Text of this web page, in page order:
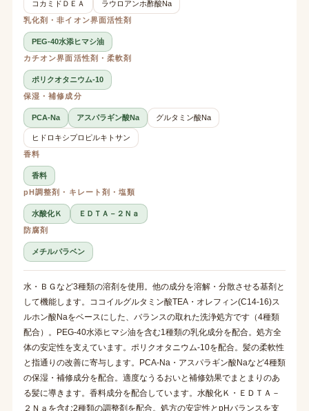
コカミドＤＥＡ
ラウロアンホ酢酸Na
乳化剤・非イオン界面活性剤
PEG-40水添ヒマシ油
カチオン界面活性剤・柔軟剤
ポリクオタニウム-10
保湿・補修成分
PCA-Na アスパラギン酸Na グルタミン酸Na
ヒドロキシプロピルキトサン
香料
香料
pH調整剤・キレート剤・塩類
水酸化Ｋ
ＥＤＴＡ－２Ｎａ
防腐剤
メチルパラベン
水・ＢＧなど3種類の溶剤を使用。他の成分を溶解・分散させる基剤と
して機能します。ココイルグルタミン酸TEA・オレフィン(C14-16)ス
ルホン酸Naをベースにした、バランスの取れた洗浄処方です（4種類
配合）。PEG-40水添ヒマシ油を含む1種類の乳化成分を配合。処方全
体の安定性を支えています。ポリクオタニウム-10を配合。髪の柔軟性
と指通りの改善に寄与します。PCA-Na・アスパラギン酸Naなど4種類
の保湿・補修成分を配合。適度なうるおいと補修効果でまとまりのあ
る髪に導きます。香料成分を配合しています。水酸化Ｋ・ＥＤＴＡ－
２Ｎａを含む2種類の調整剤を配合。処方の安定性とpHバランスを支